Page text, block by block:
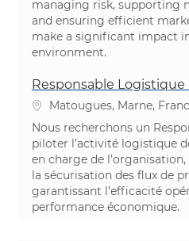
managing risk, supporting
and ensuring efficient
make a significant impact
environment.
Responsable Logistique
位置Matougues, Marne,
Nous recherchons un
piloter l’activité logistique
en charge de
la sécurisation des flux de
garantissant l’efficacité
performance économique.